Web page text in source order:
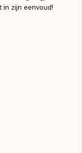
zijn eenvoud!